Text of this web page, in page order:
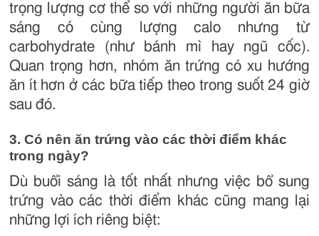
trọng lượng cơ thể so với những người ăn bữa
sáng có cùng lượng calo nhưng từ
carbohydrate (như bánh mì hay ngũ cốc).
Quan trọng hơn, nhóm ăn trứng có xu hướng
ăn ít hơn ở các bữa tiếp theo trong suốt 24 giờ
sau đó.
3. Có nên ăn trứng vào các thời điểm khác
trong ngày?
Dù buổi sáng là tốt nhất nhưng việc bổ sung
trứng vào các thời điểm khác cũng mang lại
những lợi ích riêng biệt: